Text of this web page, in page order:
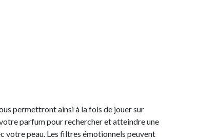
permettront ainsi à la fois de jouer sur
parfum pour rechercher et atteindre une
votre peau. Les filtres émotionnels peuvent